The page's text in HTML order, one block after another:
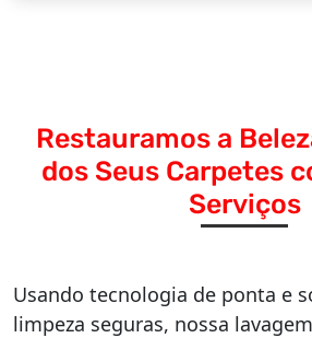
Restauramos a
dos Seus Carpetes
Serviços
Usando tecnologia de ponta e
limpeza seguras, nossa